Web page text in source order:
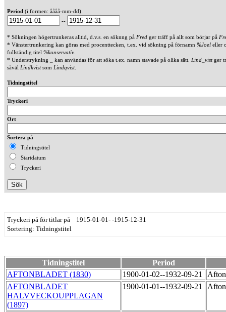
Period (i formen: åååå-mm-dd)
--
* Sökningen högertrunkeras alltid, d.v.s. en söknng på Fred ger träff på allt som börjar på
* Vänstertrunkering kan göras med procenttecken, t.ex. vid sökning på förnamn %Joel eller
fullständig titel %konservativ
* Understrykning _ kan användas för att söka t.ex. namn stavade på olika sätt. Lind_vistger
såväl Lindkvistsom Lindqvist.
Tidningstitel
Tryckeri
Ort
Sortera på
Tidningstitel
Startdatum
Tryckeri
Tryckeri på för titlar på 1915-01-01- -1915-12-31
Sortering: Tidningstitel
Tidningstitel
Period
AFTONBLADET (1830)
1900-01-02--1932-09-21
AFTONBLADET
HALVVECKOUPPLAGAN
(1897)
1900-01-01--1932-09-21